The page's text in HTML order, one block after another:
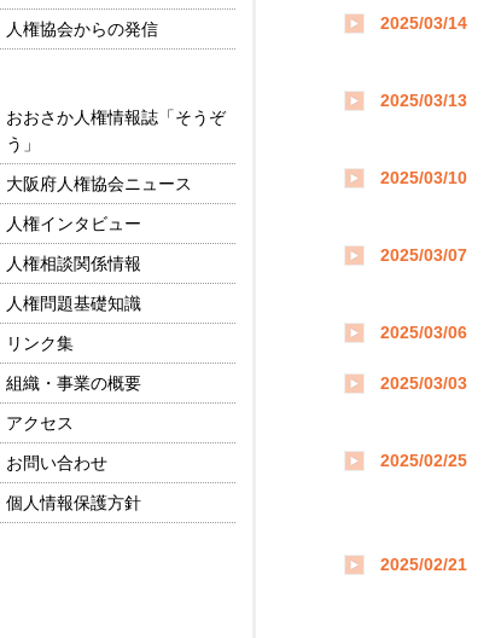
人権協会からの発信
おおさか人権情報誌「そうぞ
う」
大阪府人権協会ニュース
人権インタビュー
人権相談関係情報
人権問題基礎知識
リンク集
組織・事業の概要
アクセス
お問い合わせ
個人情報保護方針
2025/03/14
2025/03/13
2025/03/10
2025/03/07
2025/03/06
2025/03/03
2025/02/25
2025/02/21